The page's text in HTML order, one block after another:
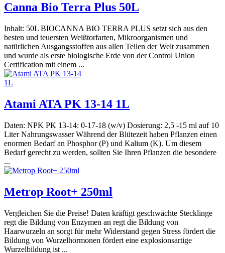
Canna Bio Terra Plus 50L
Inhalt: 50L BIOCANNA BIO TERRA PLUS setzt sich aus den
besten und teuersten Weißtorfarten, Mikroorganismen und
natürlichen Ausgangsstoffen aus allen Teilen der Welt zusammen
und wurde als erste biologische Erde von der Control Union
Certification mit einem ...
Atami ATA PK 13-14 1L
Daten: NPK PK 13-14: 0-17-18 (w/v) Dosierung: 2,5 -15 ml auf 10
Liter Nahrungswasser Während der Blütezeit haben Pflanzen einen
enormen Bedarf an Phosphor (P) und Kalium (K). Um diesem
Bedarf gerecht zu werden, sollten Sie Ihren Pflanzen die besondere
...
Metrop Root+ 250ml
Vergleichen Sie die Preise! Daten kräftigt geschwächte Stecklinge
regt die Bildung von Enzymen an regt die Bildung von
Haarwurzeln an sorgt für mehr Widerstand gegen Stress fördert die
Bildung von Wurzelhormonen fördert eine explosionsartige
Wurzelbildung ist ...